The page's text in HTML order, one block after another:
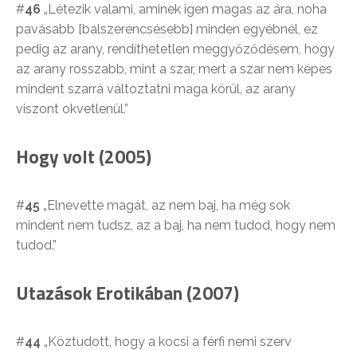
#46 „Létezik valami, aminek igen magas az ára, noha
pavásabb [balszerencsésebb] minden egyébnél, ez
pedig az arany, rendíthetetlen meggyőződésem, hogy
az arany rosszabb, mint a szar, mert a szar nem képes
mindent szarrá változtatni maga körül, az arany
viszont okvetlenül.”
Hogy volt (2005)
#45 „Elnevette magát, az nem baj, ha még sok
mindent nem tudsz, az a baj, ha nem tudod, hogy nem
tudod.”
Utazások Erotikában (2007)
#44 „Köztudott, hogy a kocsi a férfi nemi szerv